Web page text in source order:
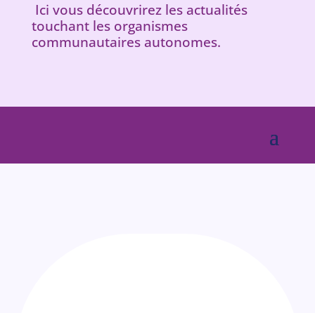
Ici vous découvrirez les actualités
touchant les organismes
communautaires autonomes.